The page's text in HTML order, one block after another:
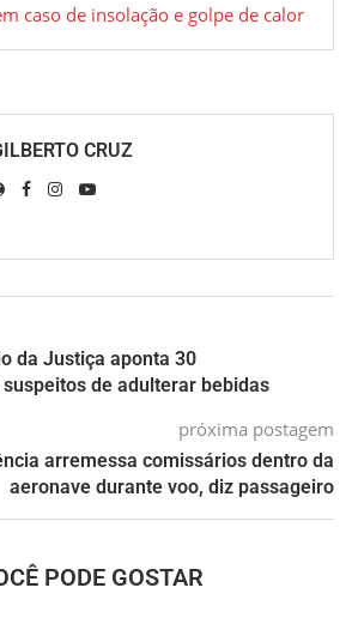
caso de insolação e golpe de calor
CRUZ
da Justiça aponta 30
de adulterar bebidas
próxima postagem
arremessa comissários dentro da
aeronave durante voo, diz passageiro
PODE GOSTAR